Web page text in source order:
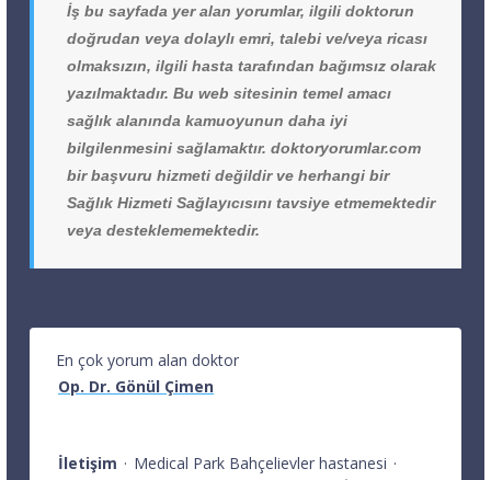
İş bu sayfada yer alan yorumlar, ilgili doktorun
doğrudan veya dolaylı emri, talebi ve/veya ricası
olmaksızın, ilgili hasta tarafından bağımsız olarak
yazılmaktadır. Bu web sitesinin temel amacı
sağlık alanında kamuoyunun daha iyi
bilgilenmesini sağlamaktır. doktoryorumlar.com
bir başvuru hizmeti değildir ve herhangi bir
Sağlık Hizmeti Sağlayıcısını tavsiye etmemektedir
veya desteklememektedir.
En çok yorum alan doktor
Op. Dr. Gönül Çimen
İletişim · Medical Park Bahçelievler hastanesi ·